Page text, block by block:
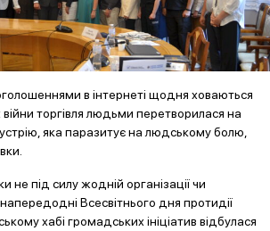
в інтернеті щодня ховаються
торгівля людьми перетворилася на
яка паразитує на людському болю,
під силу жодній організації чи
Всесвітнього дня протидії
хабі громадських ініціатив відбулася